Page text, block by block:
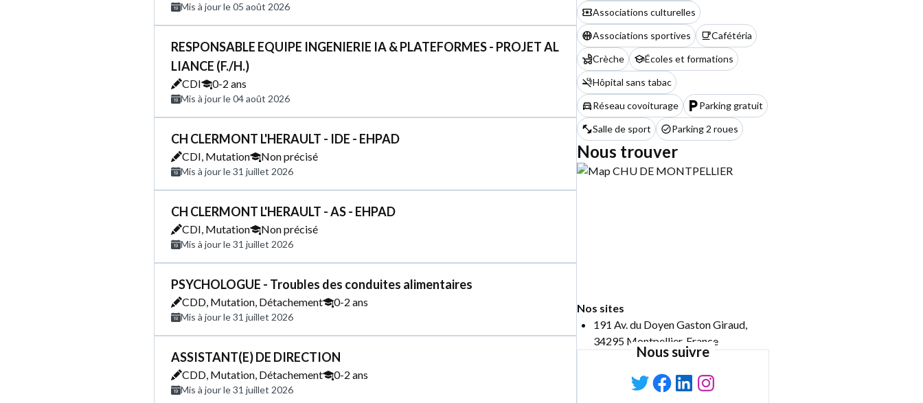
Mis à jour le 05 août 2026
RESPONSABLE EQUIPE INGENIERIE IA & PLATEFORMES - PROJET AL
LIANCE (F./H.)
CDI 0-2 ans
Mis à jour le 04 août 2026
CH CLERMONT L'HERAULT - IDE - EHPAD
CDI, Mutation Non précisé
Mis à jour le 31 juillet 2026
CH CLERMONT L'HERAULT - AS - EHPAD
CDI, Mutation Non précisé
Mis à jour le 31 juillet 2026
PSYCHOLOGUE - Troubles des conduites alimentaires
CDD, Mutation, Détachement 0-2 ans
Mis à jour le 31 juillet 2026
ASSISTANT(E) DE DIRECTION
CDD, Mutation, Détachement 0-2 ans
Mis à jour le 31 juillet 2026
Associations culturelles
Associations sportives
Cafétéria
Crèche
Écoles et formations
Hôpital sans tabac
Réseau covoiturage
Parking gratuit
Salle de sport
Parking 2 roues
Nous trouver
Nos sites
191 Av. du Doyen Gaston Giraud,
34295 Montpellier, France
Nous suivre